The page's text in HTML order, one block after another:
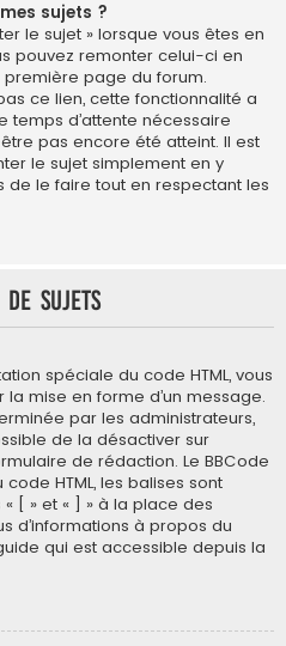
sujets ?
le sujet » lorsque vous êtes en
pouvez remonter celui-ci en
première page du forum.
ce lien, cette fonctionnalité a
d’attente nécessaire
pas encore été atteint. Il est
le sujet simplement en y
de le faire tout en respectant les
sujets
spéciale du code HTML, vous
mise en forme d’un message.
par les administrateurs,
de la désactiver sur
de rédaction. Le BBCode
HTML, les balises sont
[ » et « ] » à la place des
d’informations à propos du
qui est accessible depuis la